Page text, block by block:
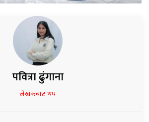
पवित्रा ढुंगाना
लेखकबाट थप